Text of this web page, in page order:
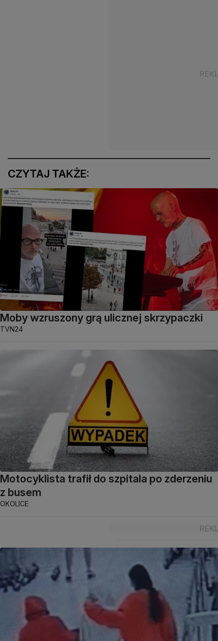
CZYTAJ TAKŻE:
Moby wzruszony grą ulicznej skrzypaczki
TVN24
Motocyklista trafił do szpitala po zderzeniu
z busem
OKOLICE